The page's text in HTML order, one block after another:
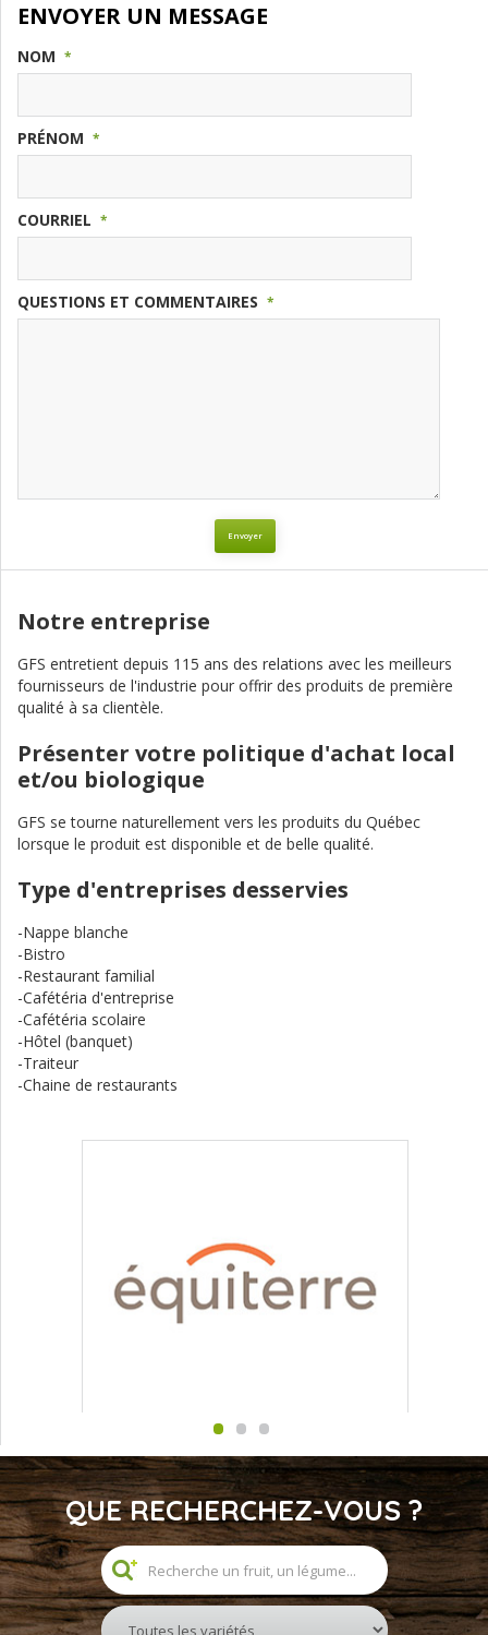
ENVOYER UN MESSAGE
NOM *
PRÉNOM *
COURRIEL *
QUESTIONS ET COMMENTAIRES *
Envoyer
Notre entreprise
GFS entretient depuis 115 ans des relations avec les meilleurs
fournisseurs de l'industrie pour offrir des produits de première
qualité à sa clientèle.
Présenter votre politique d'achat local
et/ou biologique
GFS se tourne naturellement vers les produits du Québec
lorsque le produit est disponible et de belle qualité.
Type d'entreprises desservies
-Nappe blanche
-Bistro
-Restaurant familial
-Cafétéria d'entreprise
-Cafétéria scolaire
-Hôtel (banquet)
-Traiteur
-Chaine de restaurants
QUE RECHERCHEZ-VOUS ?